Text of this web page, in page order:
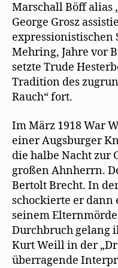
Marschall Böff alias
George Grosz
expressionistischen
Mehring, Jahre vor
setzte Trude
Tradition des
Rauch“ fort.
Im März 1918 War
einer Augsburger
die halbe Nacht zur
großen Ahnherrn.
Bertolt Brecht. In
schockierte er
seinem
Durchbruch gelang
Kurt Weill in der
überragende